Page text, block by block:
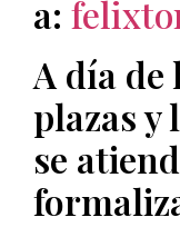
a:
A día de
plazas y
se